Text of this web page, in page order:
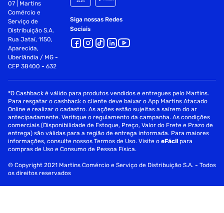
07 | Martins
Comércio e
Serviço de
Distribuição S.A.
Rua Jataí, 1150,
Aparecida,
Uberlândia / MG -
CEP 38400 - 632
Siga nossas Redes
Sociais
*O Cashback é válido para produtos vendidos e entregues pelo Martins.
Para resgatar o cashback o cliente deve baixar o App Martins Atacado
Online e realizar o cadastro. As ações estão sujeitas a saírem do ar
antecipadamente. Verifique o regulamento da campanha. As condições
comerciais (Disponibilidade de Estoque, Preço, Valor do Frete e Prazo de
entrega) são válidas para a região de entrega informada. Para maiores
informações, consulte nossos Termos de Uso. Visite oeFácil para
compras de Uso e Consumo de Pessoa Física.
© Copyright 2021 Martins Comércio e Serviço de Distribuição S.A. - Todos
os direitos reservados